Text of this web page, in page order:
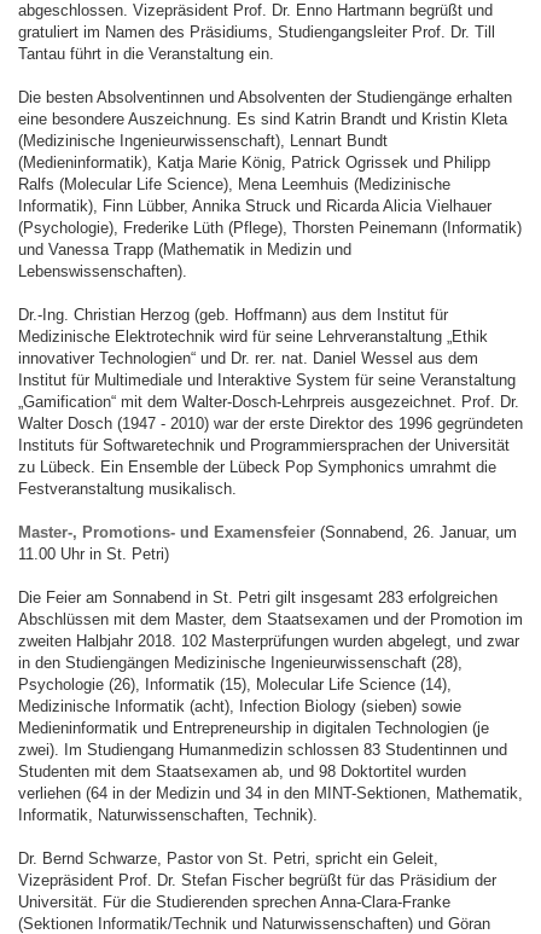
abgeschlossen. Vizepräsident Prof. Dr. Enno Hartmann begrüßt und
gratuliert im Namen des Präsidiums, Studiengangsleiter Prof. Dr. Till
Tantau führt in die Veranstaltung ein.
Die besten Absolventinnen und Absolventen der Studiengänge erhalten
eine besondere Auszeichnung. Es sind Katrin Brandt und Kristin Kleta
(Medizinische Ingenieurwissenschaft), Lennart Bundt
(Medieninformatik), Katja Marie König, Patrick Ogrissek und Philipp
Ralfs (Molecular Life Science), Mena Leemhuis (Medizinische
Informatik), Finn Lübber, Annika Struck und Ricarda Alicia Vielhauer
(Psychologie), Frederike Lüth (Pflege), Thorsten Peinemann (Informatik)
und Vanessa Trapp (Mathematik in Medizin und
Lebenswissenschaften).
Dr.-Ing. Christian Herzog (geb. Hoffmann) aus dem Institut für
Medizinische Elektrotechnik wird für seine Lehrveranstaltung „Ethik
innovativer Technologien“ und Dr. rer. nat. Daniel Wessel aus dem
Institut für Multimediale und Interaktive System für seine Veranstaltung
„Gamification“ mit dem Walter-Dosch-Lehrpreis ausgezeichnet. Prof. Dr.
Walter Dosch (1947 - 2010) war der erste Direktor des 1996 gegründeten
Instituts für Softwaretechnik und Programmiersprachen der Universität
zu Lübeck. Ein Ensemble der Lübeck Pop Symphonics umrahmt die
Festveranstaltung musikalisch.
Master-, Promotions- und Examensfeier (Sonnabend, 26. Januar, um
11.00 Uhr in St. Petri)
Die Feier am Sonnabend in St. Petri gilt insgesamt 283 erfolgreichen
Abschlüssen mit dem Master, dem Staatsexamen und der Promotion im
zweiten Halbjahr 2018. 102 Masterprüfungen wurden abgelegt, und zwar
in den Studiengängen Medizinische Ingenieurwissenschaft (28),
Psychologie (26), Informatik (15), Molecular Life Science (14),
Medizinische Informatik (acht), Infection Biology (sieben) sowie
Medieninformatik und Entrepreneurship in digitalen Technologien (je
zwei). Im Studiengang Humanmedizin schlossen 83 Studentinnen und
Studenten mit dem Staatsexamen ab, und 98 Doktortitel wurden
verliehen (64 in der Medizin und 34 in den MINT-Sektionen, Mathematik,
Informatik, Naturwissenschaften, Technik).
Dr. Bernd Schwarze, Pastor von St. Petri, spricht ein Geleit,
Vizepräsident Prof. Dr. Stefan Fischer begrüßt für das Präsidium der
Universität. Für die Studierenden sprechen Anna-Clara-Franke
(Sektionen Informatik/Technik und Naturwissenschaften) und Göran